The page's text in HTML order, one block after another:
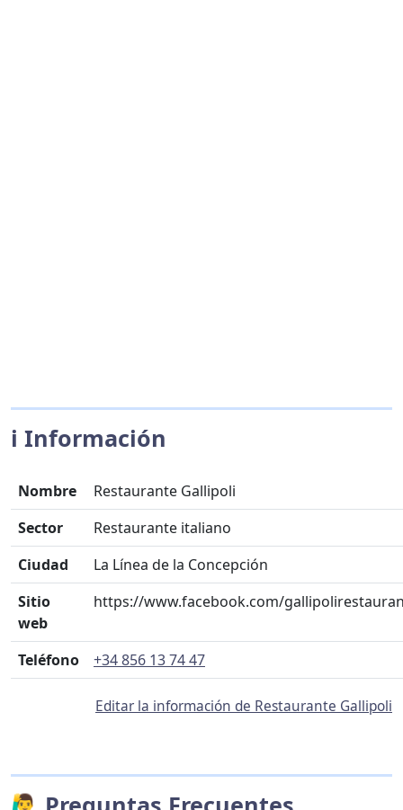
ℹ️ Información
Nombre
Restaurante Gallipoli
Sector
Restaurante italiano
Ciudad
La Línea de la Concepción
Sitio
web
https://www.facebook.com/
Teléfono +34 856 13 74 47
Editar la información de Restaurante Gallipoli